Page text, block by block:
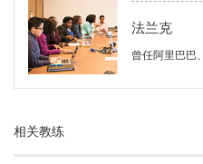
景。 3、骑
能力提升。
法兰克
相关教练